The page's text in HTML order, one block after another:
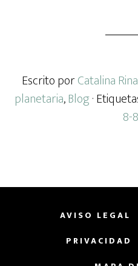
Escrito porCatalina Rina
planetaria,Blog·
8-
AVISO LEGAL
PRIVACIDAD